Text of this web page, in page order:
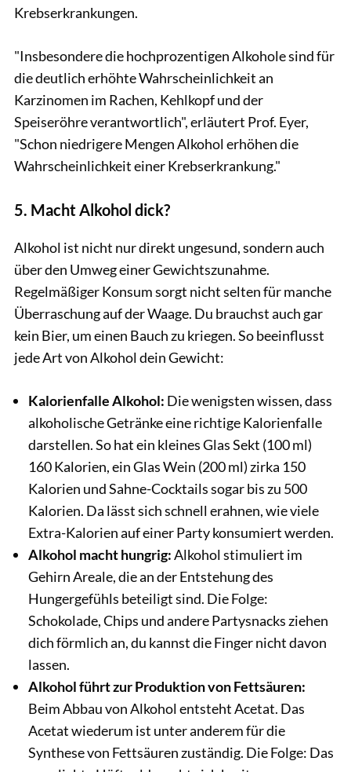
Krebserkrankungen.
"Insbesondere die hochprozentigen Alkohole sind für
die deutlich erhöhte Wahrscheinlichkeit an
Karzinomen im Rachen, Kehlkopf und der
Speiseröhre verantwortlich", erläutert Prof. Eyer,
"Schon niedrigere Mengen Alkohol erhöhen die
Wahrscheinlichkeit einer Krebserkrankung."
5. Macht Alkohol dick?
Alkohol ist nicht nur direkt ungesund, sondern auch
über den Umweg einer Gewichtszunahme.
Regelmäßiger Konsum sorgt nicht selten für manche
Überraschung auf der Waage. Du brauchst auch gar
kein Bier, um einen Bauch zu kriegen. So beeinflusst
jede Art von Alkohol dein Gewicht:
Kalorienfalle Alkohol: Die wenigsten wissen, dass
alkoholische Getränke eine richtige Kalorienfalle
darstellen. So hat ein kleines Glas Sekt (100 ml)
160 Kalorien, ein Glas Wein (200 ml) zirka 150
Kalorien und Sahne-Cocktails sogar bis zu 500
Kalorien. Da lässt sich schnell erahnen, wie viele
Extra-Kalorien auf einer Party konsumiert werden.
Alkohol macht hungrig:Alkohol stimuliert im
Gehirn Areale, die an der Entstehung des
Hungergefühls beteiligt sind. Die Folge:
Schokolade, Chips und andere Partysnacks ziehen
dich förmlich an, du kannst die Finger nicht davon
lassen.
Alkohol führt zur Produktion von Fettsäuren:
Beim Abbau von Alkohol entsteht Acetat. Das
Acetat wiederum ist unter anderem für die
Synthese von Fettsäuren zuständig. Die Folge: Das